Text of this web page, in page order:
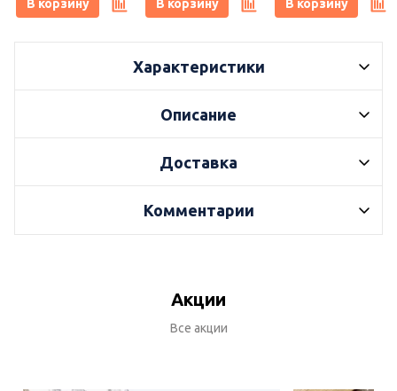
В корзину В корзину В корзину
Характеристики
Описание
Доставка
Комментарии
Акции
Все акции